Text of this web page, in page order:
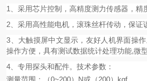
1、采用芯片控制，高精度测力传感器，精
2、采用高性能电机，滚珠丝杆传动，保证
3、大触摸屏中文显示，友好人机界面操作
操作方便，具有测试数据统计处理功能,微
4、专用探头和配件。技术参数：
测量范围：（0~200）N或（200）kgf